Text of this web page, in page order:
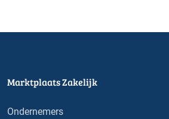
Marktplaats Zakelijk
Ondernemers